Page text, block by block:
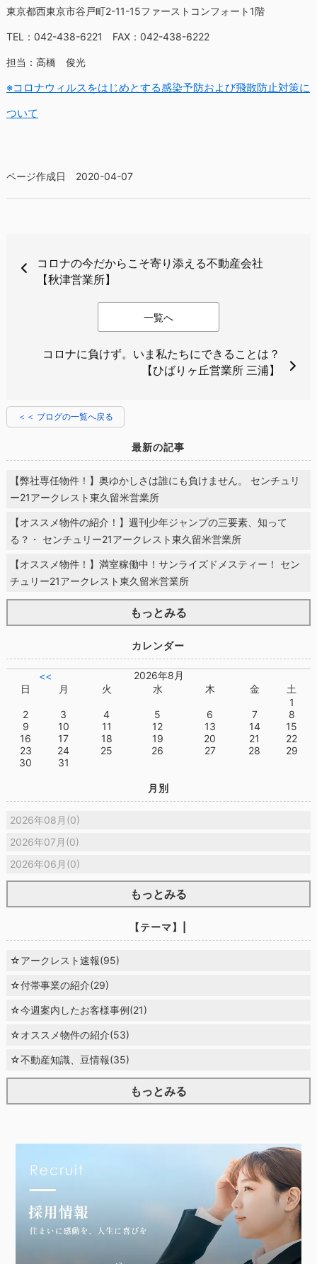
東京都西東京市谷戸町2-11-15ファーストコンフォート1階
TEL：042-438-6221 FAX：042-438-6222
担当：高橋 俊光
※コロナウィルスをはじめとする感染予防および飛散防止対策に
ついて
ページ作成日 2020-04-07
コロナの今だからこそ寄り添える不動産会社
【秋津営業所】
一覧へ
コロナに負けず。いま私たちにできることは？
【ひばりヶ丘営業所 三浦】
＜＜ ブログの一覧へ戻る
最新の記事
【弊社専任物件！】奥ゆかしさは誰にも負けません。 センチュリ
ー21アークレスト東久留米営業所
【オススメ物件の紹介！】週刊少年ジャンプの三要素、知って
る？・ センチュリー21アークレスト東久留米営業所
【オススメ物件！】満室稼働中！サンライズドメスティー！ セン
チュリー21アークレスト東久留米営業所
もっとみる
カレンダー
<<
2026年8月
日
月 火 水 木 金
土
1
2
3 4 5 6 7
8
9
10 11 12 13 14
15
16
17 18 19 20 21
22
23
24 25 26 27 28
29
30
31
月別
2026年08月(0)
2026年07月(0)
2026年06月(0)
もっとみる
【テーマ】|
☆アークレスト速報(95)
☆付帯事業の紹介(29)
☆今週案内したお客様事例(21)
☆オススメ物件の紹介(53)
☆不動産知識、豆情報(35)
もっとみる